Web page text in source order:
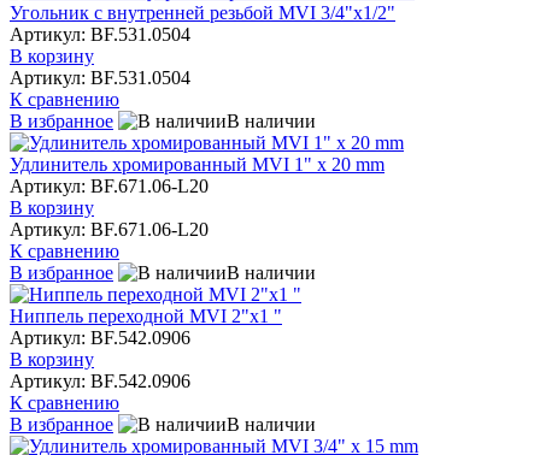
Угольник с внутренней резьбой MVI 3/4"x1/2"
Артикул: BF.531.0504
В корзину
Артикул: BF.531.0504
К сравнению
В избранное
В наличии
Удлинитель хромированный MVI 1" x 20 mm
Артикул: BF.671.06-L20
В корзину
Артикул: BF.671.06-L20
К сравнению
В избранное
В наличии
Ниппель переходной MVI 2"х1 "
Артикул: BF.542.0906
В корзину
Артикул: BF.542.0906
К сравнению
В избранное
В наличии